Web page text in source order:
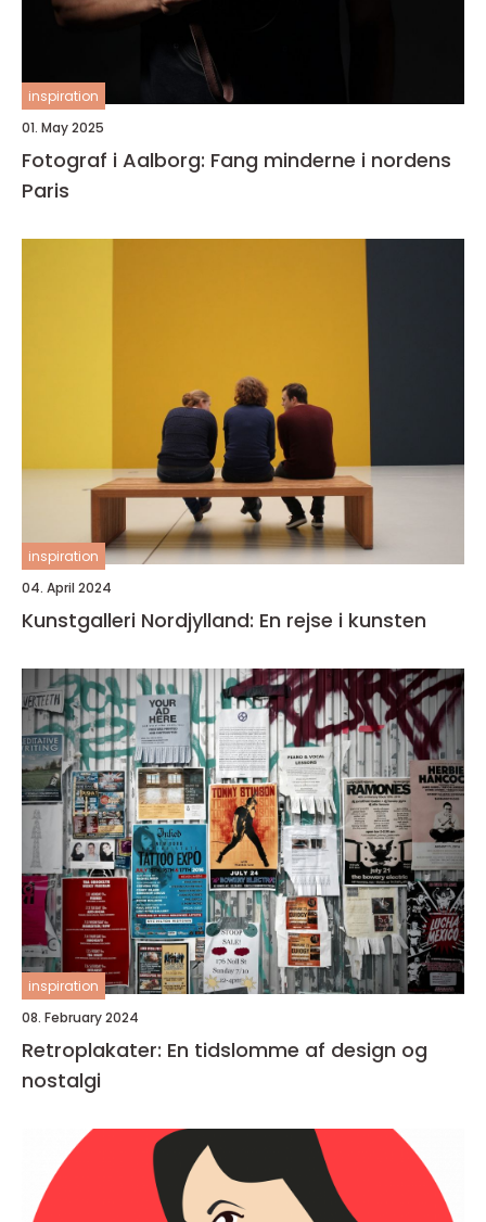
inspiration
01. May 2025
Fotograf i Aalborg: Fang minderne i nordens
Paris
inspiration
04. April 2024
Kunstgalleri Nordjylland: En rejse i kunsten
inspiration
08. February 2024
Retroplakater: En tidslomme af design og
nostalgi